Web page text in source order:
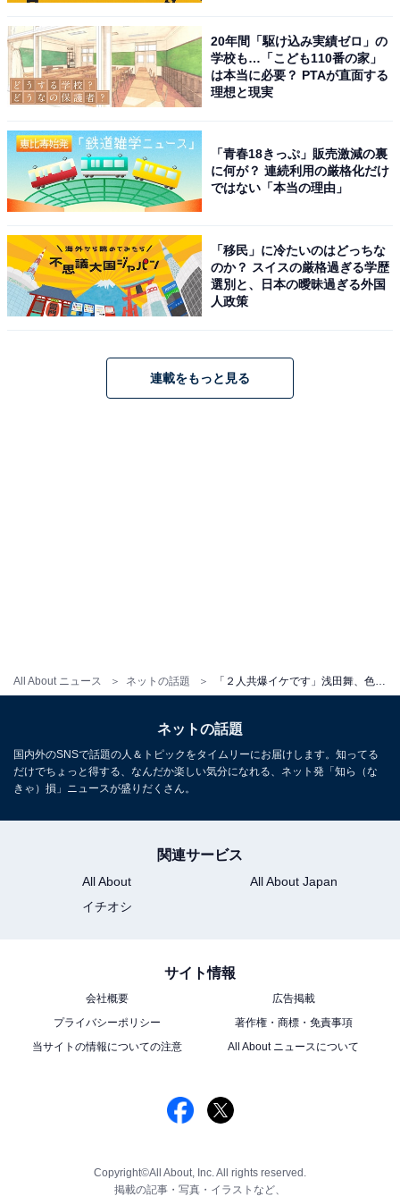
All About ニュース ネットの話題 「２人共爆イケです」浅田舞、色気あふれる社交ダンスのペアショット！ 「クールビューティー」と反響
20年間「駆け込み実績ゼロ」の
学校も…「こども110番の家」
は本当に必要？ PTAが直面する
理想と現実
「青春18きっぷ」販売激減の裏
に何が？ 連続利用の厳格化だけ
ではない「本当の理由」
「移民」に冷たいのはどっちな
のか？ スイスの厳格過ぎる学歴
選別と、日本の曖昧過ぎる外国
人政策
連載をもっと見る
ネットの話題
国内外のSNSで話題の人＆トピックをタイムリーにお届けします。知ってる
だけでちょっと得する、なんだか楽しい気分になれる、ネット発「知ら（な
きゃ）損」ニュースが盛りだくさん。
関連サービス
All About
All About Japan
イチオシ
サイト情報
会社概要
広告掲載
プライバシーポリシー
著作権・商標・免責事項
当サイトの情報についての注意
All About ニュースについて
Copyright©All About, Inc. All rights reserved.
掲載の記事・写真・イラストなど、